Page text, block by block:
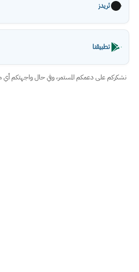
ثريدز
تطبيقنا
نشكركم على دعمكم المستمر، وفي حال واجهتكم أي